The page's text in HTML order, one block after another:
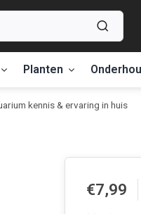
Planten
kennis & ervaring in huis
€7,99